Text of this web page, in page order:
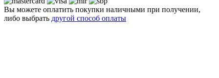
Вы можете оплатить покупки наличными при получении,
либо выбрать другой способ оплаты